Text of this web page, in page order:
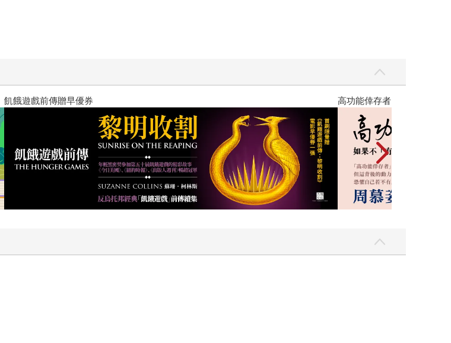
2026年8月金石堂強力推薦